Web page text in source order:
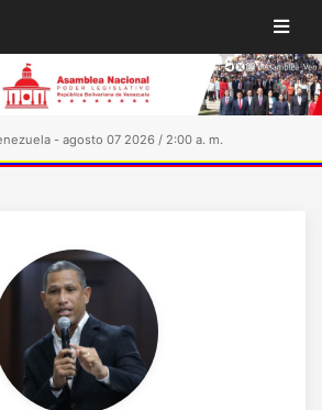
- agosto 07 2026 / 2:00 a. m.